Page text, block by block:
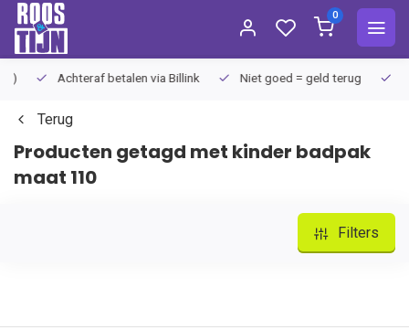
0
Achteraf betalen via Billink Niet goed = geld terug
Terug
Producten getagd met kinder badpak
maat 110
Filters